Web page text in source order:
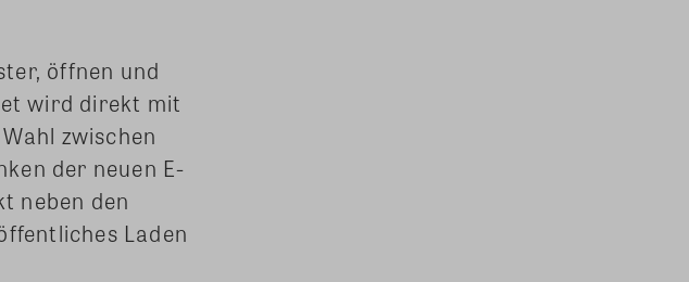
öffnen und
wird direkt mit
zwischen
der neuen E-
neben den
Laden